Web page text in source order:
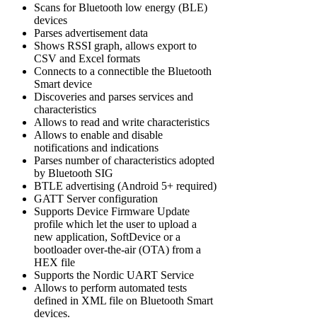
Scans for Bluetooth low energy (BLE)
devices
Parses advertisement data
Shows RSSI graph, allows export to
CSV and Excel formats
Connects to a connectible the Bluetooth
Smart device
Discoveries and parses services and
characteristics
Allows to read and write characteristics
Allows to enable and disable
notifications and indications
Parses number of characteristics adopted
by Bluetooth SIG
BTLE advertising (Android 5+ required)
GATT Server configuration
Supports Device Firmware Update
profile which let the user to upload a
new application, SoftDevice or a
bootloader over-the-air (OTA) from a
HEX file
Supports the Nordic UART Service
Allows to perform automated tests
defined in XML file on Bluetooth Smart
devices.